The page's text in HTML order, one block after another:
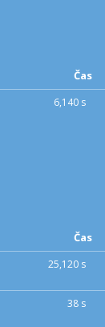
Čas
6,140 s
Čas
25,120 s
38 s